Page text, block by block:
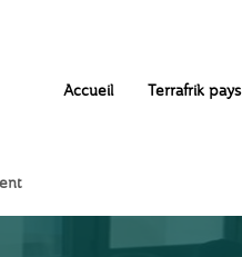
Accueil Terrafrik pays